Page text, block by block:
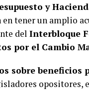
y
tener un amplio
del Interbloque
por el Cambio
sobre
opositores,